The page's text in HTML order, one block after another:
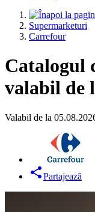
Supermarketuri
Carrefour
Catalogul
valabil de
Valabil de la
Partajează